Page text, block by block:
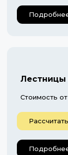
Лестницы
Стоимость